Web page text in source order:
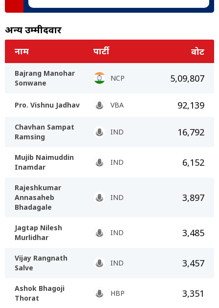
अन्य उम्मीदवार
नाम पार्टी वोट
Bajrang Manohar
Sonwane
NCP 5,09,807
Pro. Vishnu Jadhav VBA 92,139
Chavhan Sampat
Ramsing
IND 16,792
Mujib Naimuddin
Inamdar
IND 6,152
Rajeshkumar
Annasaheb
Bhadagale
IND 3,897
Jagtap Nilesh
Murlidhar
IND 3,485
Vijay Rangnath
Salve
IND 3,457
Ashok Bhagoji
Thorat
HBP 3,351